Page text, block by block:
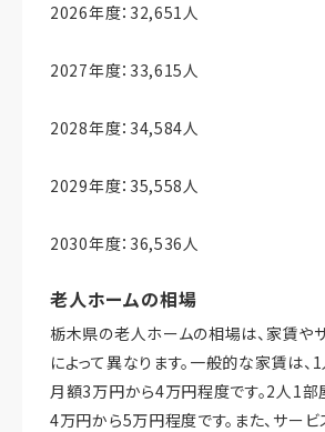
2026年度：32,651人
2027年度：33,615人
2028年度：34,584人
2029年度：35,558人
2030年度：36,536人
老人ホームの相場
栃木県の老人ホームの相場は、家賃や
によって異なります。一般的な家賃は
月額3万円から4万円程度です。2人1部
4万円から5万円程度です。また、サービ